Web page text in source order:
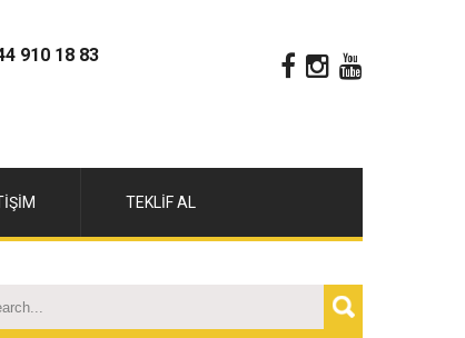
910 18 83
TEKLIF AL